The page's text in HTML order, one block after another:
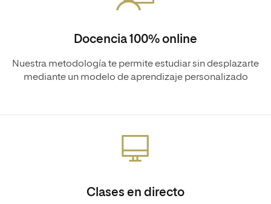
Docencia 100% online
Nuestra metodología te permite estudiar sin desplazarte
mediante un modelo de aprendizaje personalizado
Clases en directo